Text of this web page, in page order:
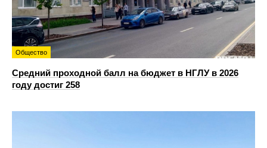
Общество
Средний проходной балл на бюджет в НГЛУ в 2026
году достиг 258